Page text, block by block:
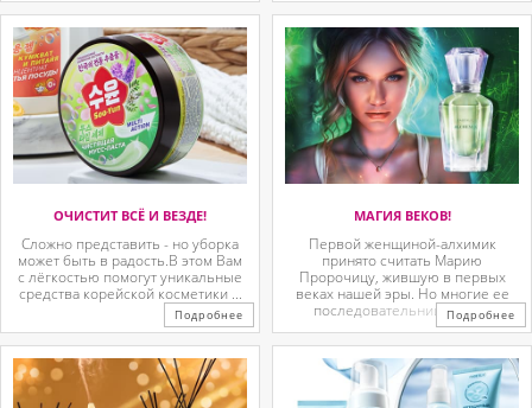
ОЧИСТИТ ВСЁ И ВЕЗДЕ!
Сложно представить - но уборка
может быть в радость.В этом Вам
с лёгкостью помогут уникальные
средства корейской косметики ...
Подробнее
МАГИЯ ВЕКОВ!
Первой женщиной-алхимик
принято считать Марию
Пророчицу, жившую в первых
веках нашей эры. Но многие ее
последовательницы так ...
Подробнее